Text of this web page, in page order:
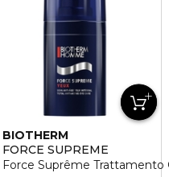
BIOTHERM
FORCE SUPREME
Force Suprême